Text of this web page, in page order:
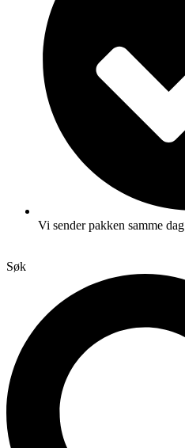
Vi sender pakken samme dag
Søk